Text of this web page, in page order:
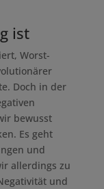
ist
Worst-
Doch in der
bewusst
Es geht
und
allerdings zu
und